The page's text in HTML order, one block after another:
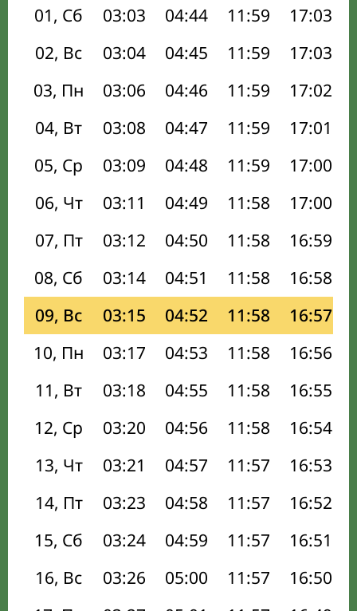
01, Сб 03:03 04:44 11:59 17:03
02, Вс
03:04 04:45 11:59 17:03
03, Пн
03:06 04:46 11:59 17:02
04, Вт
03:08 04:47 11:59 17:01
05, Ср
03:09 04:48 11:59 17:00
06, Чт
03:11 04:49 11:58 17:00
07, Пт
03:12 04:50 11:58 16:59
08, Сб
03:14 04:51 11:58 16:58
09, Вс
03:15 04:52 11:58 16:57
10, Пн
03:17 04:53 11:58 16:56
11, Вт
03:18 04:55 11:58 16:55
12, Ср
03:20 04:56 11:58 16:54
13, Чт
03:21 04:57 11:57 16:53
14, Пт
03:23 04:58 11:57 16:52
15, Сб
03:24 04:59 11:57 16:51
16, Вс
03:26 05:00 11:57 16:50